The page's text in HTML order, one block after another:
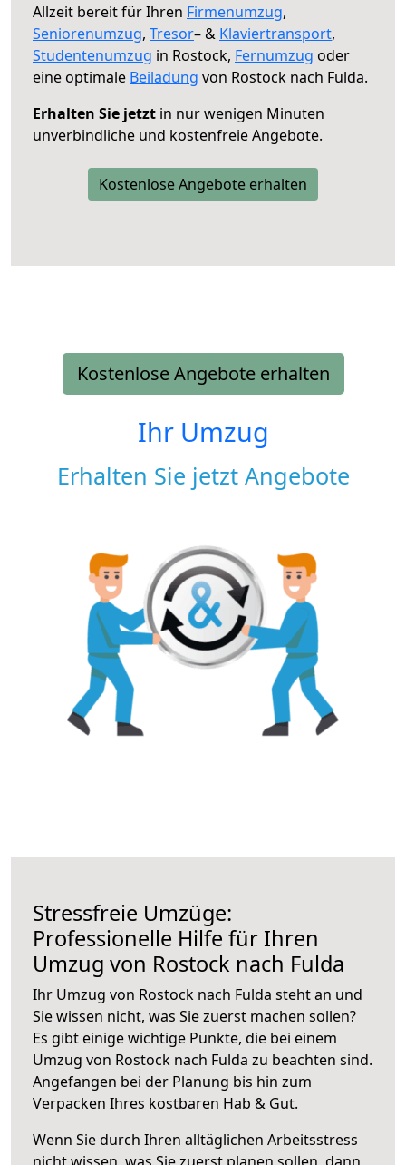
Allzeit bereit für Ihren Firmenumzug,
Seniorenumzug, Tresor– & Klaviertransport,
Studentenumzug in Rostock, Fernumzug oder
eine optimale Beiladung von Rostock nach Fulda.
Erhalten Sie jetzt in nur wenigen Minuten
unverbindliche und kostenfreie Angebote.
Kostenlose Angebote erhalten
Kostenlose Angebote erhalten
Ihr Umzug
Erhalten Sie jetzt Angebote
Stressfreie Umzüge:
Professionelle Hilfe für Ihren
Umzug von Rostock nach Fulda
Ihr Umzug von Rostock nach Fulda steht an und
Sie wissen nicht, was Sie zuerst machen sollen?
Es gibt einige wichtige Punkte, die bei einem
Umzug von Rostock nach Fulda zu beachten sind.
Angefangen bei der Planung bis hin zum
Verpacken Ihres kostbaren Hab & Gut.
Wenn Sie durch Ihren alltäglichen Arbeitsstress